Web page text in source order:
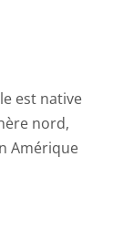
est native
nord,
Amérique